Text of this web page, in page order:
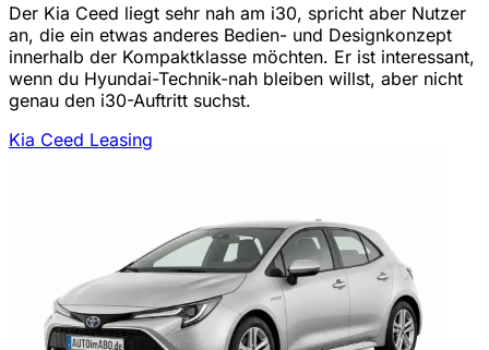
Der Kia Ceed liegt sehr nah am i30, spricht aber Nutzer
an, die ein etwas anderes Bedien- und Designkonzept
innerhalb der Kompaktklasse möchten. Er ist interessant,
wenn du Hyundai-Technik-nah bleiben willst, aber nicht
genau den i30-Auftritt suchst.
Kia Ceed Leasing